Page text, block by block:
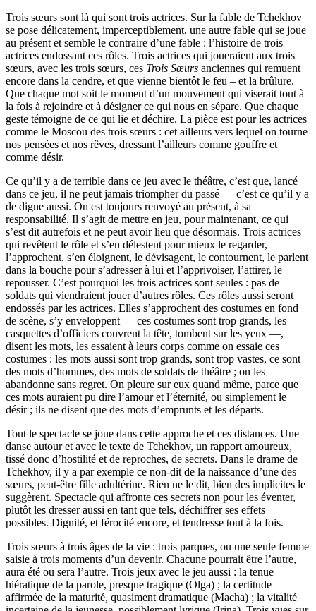
Trois sœurs sont là qui sont trois actrices. Sur la fable de Tchekhov
se pose délicatement, imperceptiblement, une autre fable qui se joue
au présent et semble le contraire d’une fable : l’histoire de trois
actrices endossant ces rôles. Trois actrices qui joueraient aux trois
sœurs, avec les trois sœurs, ces Trois Sœurs anciennes qui remuent
encore dans la cendre, et que vienne bientôt le feu – et la brûlure.
Que chaque mot soit le moment d’un mouvement qui viserait tout à
la fois à rejoindre et à désigner ce qui nous en sépare. Que chaque
geste témoigne de ce qui lie et déchire. La pièce est pour les actrices
comme le Moscou des trois sœurs : cet ailleurs vers lequel on tourne
nos pensées et nos rêves, dressant l’ailleurs comme gouffre et
comme désir.
Ce qu’il y a de terrible dans ce jeu avec le théâtre, c’est que, lancé
dans ce jeu, il ne peut jamais triompher du passé — c’est ce qu’il y a
de digne aussi. On est toujours renvoyé au présent, à sa
responsabilité. Il s’agit de mettre en jeu, pour maintenant, ce qui
s’est dit autrefois et ne peut avoir lieu que désormais. Trois actrices
qui revêtent le rôle et s’en délestent pour mieux le regarder,
l’approchent, s’en éloignent, le dévisagent, le contournent, le parlent
dans la bouche pour s’adresser à lui et l’apprivoiser, l’attirer, le
repousser. C’est pourquoi les trois actrices sont seules : pas de
soldats qui viendraient jouer d’autres rôles. Ces rôles aussi seront
endossés par les actrices. Elles s’approchent des costumes en fond
de scène, s’y enveloppent — ces costumes sont trop grands, les
casquettes d’officiers couvrent la tête, tombent sur les yeux —,
disent les mots, les essaient à leurs corps comme on essaie ces
costumes : les mots aussi sont trop grands, sont trop vastes, ce sont
des mots d’hommes, des mots de soldats de théâtre ; on les
abandonne sans regret. On pleure sur eux quand même, parce que
ces mots auraient pu dire l’amour et l’éternité, ou simplement le
désir ; ils ne disent que des mots d’emprunts et les départs.
Tout le spectacle se joue dans cette approche et ces distances. Une
danse autour et avec le texte de Tchekhov, un rapport amoureux,
tissé donc d’hostilité et de reproches, de secrets. Dans le drame de
Tchekhov, il y a par exemple ce non-dit de la naissance d’une des
sœurs, peut-être fille adultérine. Rien ne le dit, bien des implicites le
suggèrent. Spectacle qui affronte ces secrets non pour les éventer,
plutôt les dresser aussi en tant que tels, déchiffrer ses effets
possibles. Dignité, et férocité encore, et tendresse tout à la fois.
Trois sœurs à trois âges de la vie : trois parques, ou une seule femme
saisie à trois moments d’un devenir. Chacune pourrait être l’autre,
aura été ou sera l’autre. Trois jeux avec le jeu aussi : la tenue
hiératique de la parole, presque tragique (Olga) ; la certitude
affirmée de la maturité, quasiment dramatique (Macha) ; la vitalité